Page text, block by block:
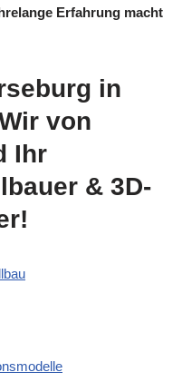
Erfahrung macht
in
von
Ihr
& 3D-